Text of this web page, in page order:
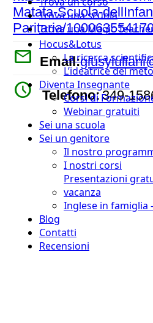
Trova una scuola
Trova una Magic
Hocus&Lotus
La ricerca
L’ideatrice del
Diventa Insegnante
Corsi di
Webinar gratuiti
Sei una scuola
Sei un genitore
Il nostro
I nostri corsi
Presentazioni
vacanza
Inglese in famiglia
Blog
Contatti
Recensioni
Matata-Scuola-
Paritaria/
mail Email:
watch_later Telefono:349-